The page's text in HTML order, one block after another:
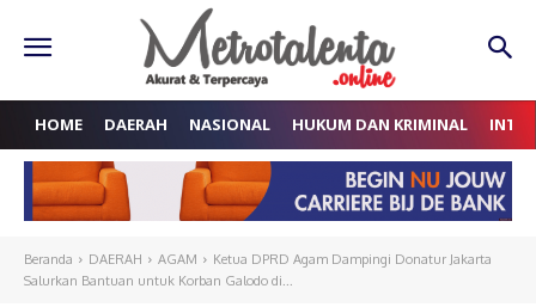
HOME DAERAH NASIONAL HUKUM DAN KRIMINAL
Beranda DAERAH AGAM
Ketua DPRD Agam Dampingi Donatur Jakarta
Salurkan Bantuan untuk Korban Galodo di...